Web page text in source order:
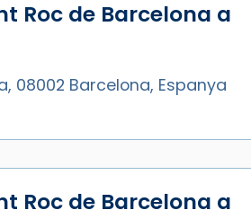
XIV
el
Roc de Barcelona a
08002 Barcelona, Espanya
Roc de Barcelona a